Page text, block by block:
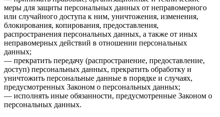
меры для защиты персональных данных от неправомерного
или случайного доступа к ним, уничтожения, изменения,
блокирования, копирования, предоставления,
распространения персональных данных, а также от иных
неправомерных действий в отношении персональных
данных;
— прекратить передачу (распространение, предоставление,
доступ) персональных данных, прекратить обработку и
уничтожить персональные данные в порядке и случаях,
предусмотренных Законом о персональных данных;
— исполнять иные обязанности, предусмотренные Законом о
персональных данных.